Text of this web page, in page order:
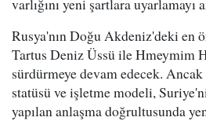
Rusya'nın Doğu Akdeniz'deki en
Tartus Deniz Üssü ile Hmeymim
sürdürmeye devam edecek.
statüsü ve işletme modeli,
yapılan anlaşma doğrultusunda